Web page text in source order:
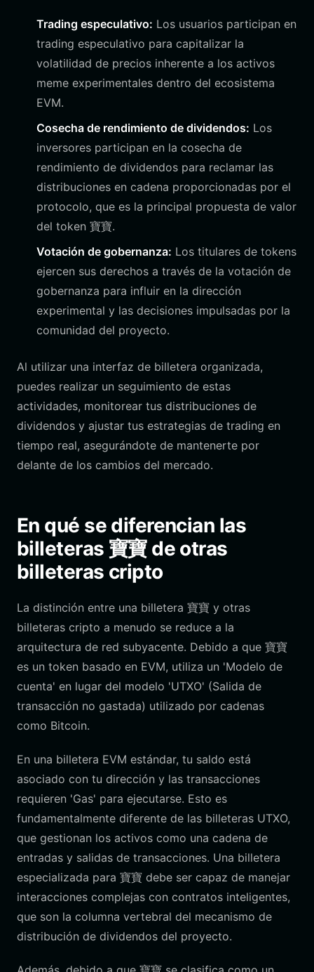
Trading especulativo: Los usuarios participan en
trading especulativo para capitalizar la
volatilidad de precios inherente a los activos
meme experimentales dentro del ecosistema
EVM.
Cosecha de rendimiento de dividendos: Los
inversores participan en la cosecha de
rendimiento de dividendos para reclamar las
distribuciones en cadena proporcionadas por el
protocolo, que es la principal propuesta de valor
del token 寶寶.
Votación de gobernanza: Los titulares de tokens
ejercen sus derechos a través de la votación de
gobernanza para influir en la dirección
experimental y las decisiones impulsadas por la
comunidad del proyecto.
Al utilizar una interfaz de billetera organizada,
puedes realizar un seguimiento de estas
actividades, monitorear tus distribuciones de
dividendos y ajustar tus estrategias de trading en
tiempo real, asegurándote de mantenerte por
delante de los cambios del mercado.
En qué se diferencian las
billeteras 寶寶 de otras
billeteras cripto
La distinción entre una billetera 寶寶 y otras
billeteras cripto a menudo se reduce a la
arquitectura de red subyacente. Debido a que 寶寶
es un token basado en EVM, utiliza un 'Modelo de
cuenta' en lugar del modelo 'UTXO' (Salida de
transacción no gastada) utilizado por cadenas
como Bitcoin.
En una billetera EVM estándar, tu saldo está
asociado con tu dirección y las transacciones
requieren 'Gas' para ejecutarse. Esto es
fundamentalmente diferente de las billeteras UTXO,
que gestionan los activos como una cadena de
entradas y salidas de transacciones. Una billetera
especializada para 寶寶 debe ser capaz de manejar
interacciones complejas con contratos inteligentes,
que son la columna vertebral del mecanismo de
distribución de dividendos del proyecto.